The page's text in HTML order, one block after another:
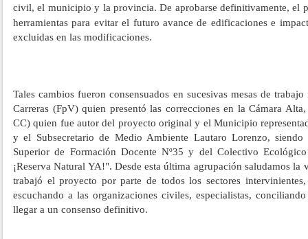
civil, el municipio y la provincia. De aprobarse definitivamente, el
herramientas para evitar el futuro avance de edificaciones e
excluidas en las modificaciones.
Tales cambios fueron consensuados en sucesivas mesas de
Carreras (FpV) quien presentó las correcciones en la Cámara
CC) quien fue autor del proyecto original y el Municipio
y el Subsecretario de Medio Ambiente Lautaro Lorenzo,
Superior de Formación Docente Nº35 y del Colectivo
¡Reserva Natural YA!". Desde esta última agrupación saludamos la
trabajó el proyecto por parte de todos los sectores
escuchando a las organizaciones civiles, especialistas,
llegar a un consenso definitivo.